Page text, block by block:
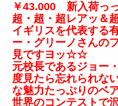
￥43.000 新入荷っ
超・超・超レアッ＆
イギリスを代表する
ー・グリーノさんの
見ですヨッ☆☆
元校長であるジョー
度見たら忘れられな
な魅力たっぷりのベ
世界のコンテストで